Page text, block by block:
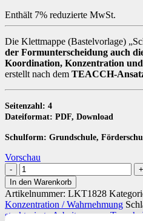
Enthält 7% reduzierte MwSt.
Die Klettmappe (Bastelvorlage)
der Formunterscheidung auch
Koordination, Konzentration
erstellt nach dem TEACCH-
Seitenzahl: 4
Dateiformat: PDF, Download
Schulform: Grundschule,
Vorschau
Schattenbilder
1
[Digital]
Menge
In den Warenkorb
Artikelnummer: LKT1828
Konzentration / Wahrnehmung
strukturierte Arbeitsmappe,Teacch,